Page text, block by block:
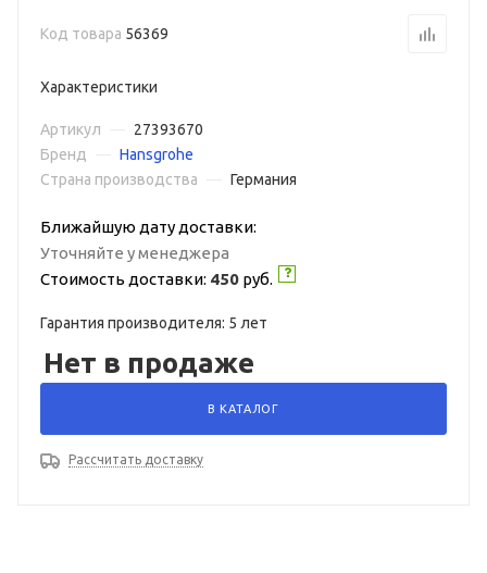
Код товара 56369
Характеристики
Артикул
27393670
Бренд
Hansgrohe
Страна производства
Германия
Ближайшую дату доставки:
Уточняйте у менеджера
Стоимость доставки: 450 руб.
Гарантия производителя: 5 лет
Нет в продаже
В КАТАЛОГ
Рассчитать доставку